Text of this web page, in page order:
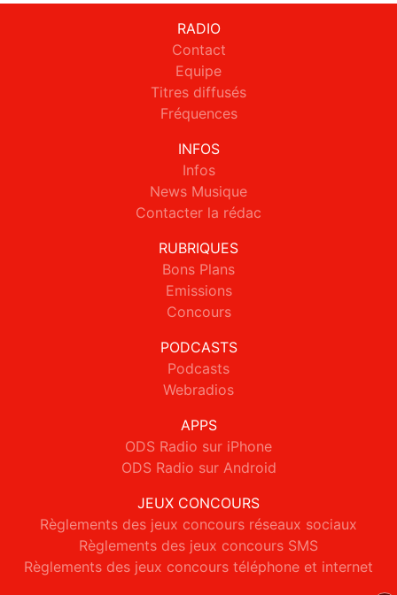
RADIO
Contact
Equipe
Titres diffusés
Fréquences
INFOS
Infos
News Musique
Contacter la rédac
RUBRIQUES
Bons Plans
Emissions
Concours
PODCASTS
Podcasts
Webradios
APPS
ODS Radio sur iPhone
ODS Radio sur Android
JEUX CONCOURS
Règlements des jeux concours réseaux sociaux
Règlements des jeux concours SMS
Règlements des jeux concours téléphone et internet